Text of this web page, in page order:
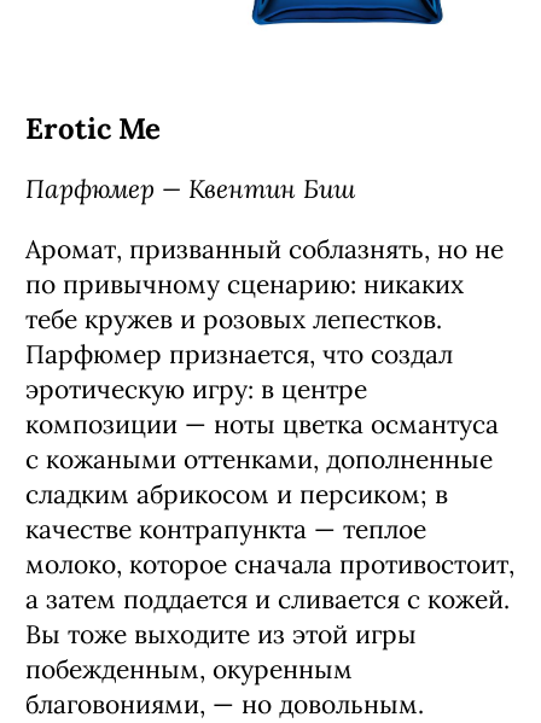
Erotic Me
Парфюмер — Квентин Биш
Аромат, призванный соблазнять, но не
по привычному сценарию: никаких
тебе кружев и розовых лепестков.
Парфюмер признается, что создал
эротическую игру: в центре
композиции — ноты цветка османтуса
с кожаными оттенками, дополненные
сладким абрикосом и персиком; в
качестве контрапункта — теплое
молоко, которое сначала противостоит,
а затем поддается и сливается с кожей.
Вы тоже выходите из этой игры
побежденным, окуренным
благовониями, — но довольным.